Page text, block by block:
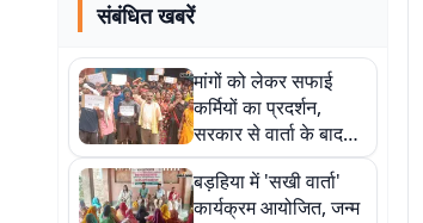
संबंधित खबरें
मांगों को लेकर सफाई
कर्मियों का प्रदर्शन,
सरकार से वार्ता के बाद
प्रदेशव्यापी हड़ताल वापस
बड़हिया में 'सखी वार्ता'
कार्यक्रम आयोजित, जन्म